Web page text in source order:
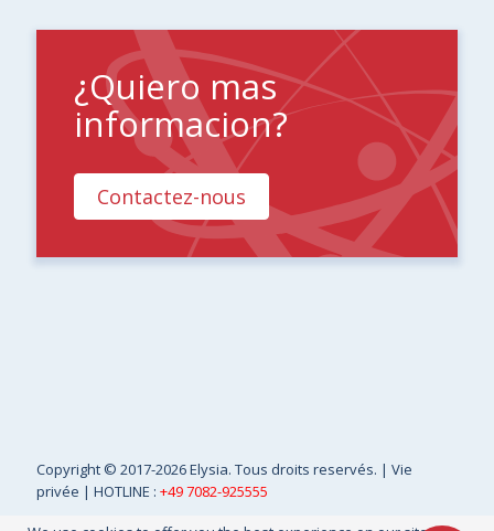
¿Quiero mas
informacion?
Contactez-nous
Copyright © 2017-2026 Elysia. Tous droits reservés. |Vie
privée | HOTLINE :+49 7082-925555